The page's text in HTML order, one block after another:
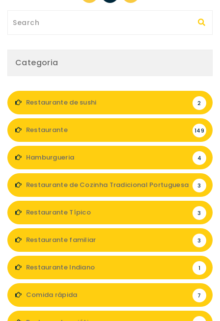
Categoria
Restaurante de sushi 2
Restaurante 149
Hamburgueria 4
Restaurante de Cozinha Tradicional Portuguesa 3
Restaurante Típico 3
Restaurante familiar 3
Restaurante Indiano 1
Comida rápida 7